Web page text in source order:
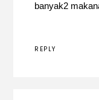
banyak2
REPLY